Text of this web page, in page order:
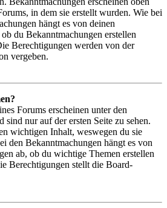
in dem sie erstellt wurden. Wie bei
hängt es von deinen
du Bekanntmachungen erstellen
Berechtigungen werden von der
vergeben.
Forums erscheinen unter den
sind nur auf der ersten Seite zu sehen.
wichtigen Inhalt, weswegen du sie
den Bekanntmachungen hängt es von
ab, ob du wichtige Themen erstellen
Berechtigungen stellt die Board-